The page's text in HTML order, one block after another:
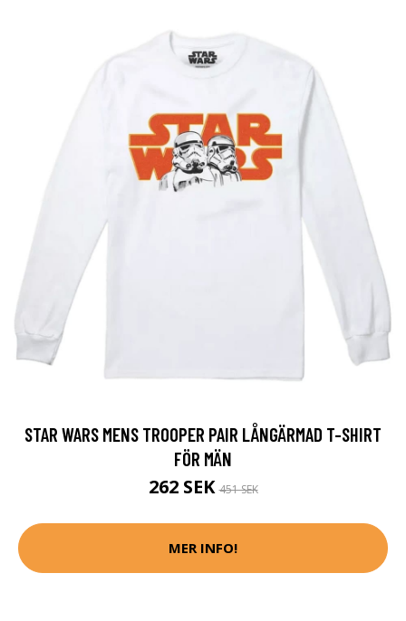
STAR WARS MENS TROOPER PAIR LÅNGÄRMAD T-SHIRT
FÖR MÄN
262 SEK451 SEK
MER INFO!